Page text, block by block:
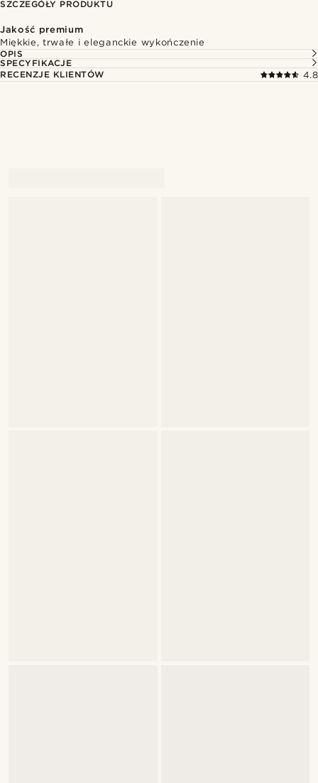
SZCZEGÓŁY PRODUKTU
Jakość premium
Miękkie, trwałe i eleganckie wykończenie
OPIS
SPECYFIKACJE
RECENZJE KLIENTÓW
4.8